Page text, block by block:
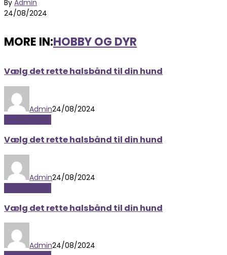
By Admin
24/08/2024
MORE IN:HOBBY OG DYR
Vælg det rette halsbånd til din hund
Admin24/08/2024
Vælg det rette halsbånd til din hund
Admin24/08/2024
Vælg det rette halsbånd til din hund
Admin24/08/2024